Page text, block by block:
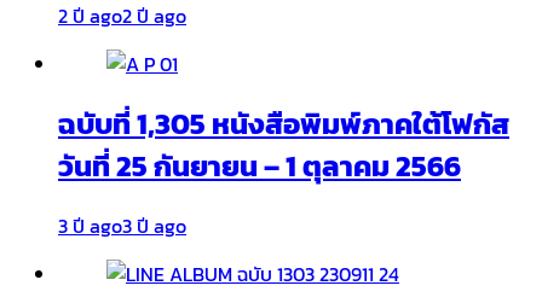
2 ปี ago2 ปี ago
ฉบับที่ 1,305 หนังสือพิมพ์ภาคใต้โฟกัส
วันที่ 25 กันยายน – 1 ตุลาคม 2566
3 ปี ago3 ปี ago